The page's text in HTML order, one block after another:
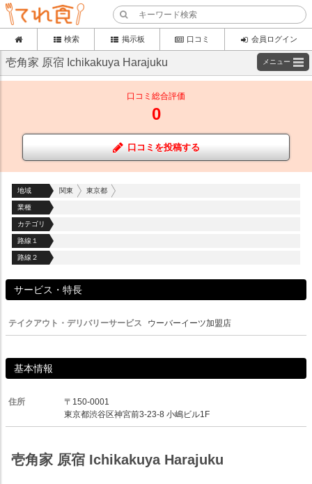
検索 掲示板 口コミ 会員ログイン
壱角家 原宿 Ichikakuya Harajuku メニュー
口コミ総合評価
0
口コミを投稿する
地域 関東 東京都
業種
カテゴリ
路線１
路線２
サービス・特長
テイクアウト・デリバリーサービス ウーバーイーツ加盟店
基本情報
住所
〒150-0001
東京都渋谷区神宮前3-23-8 小嶋ビル1F
壱角家 原宿 Ichikakuya Harajuku